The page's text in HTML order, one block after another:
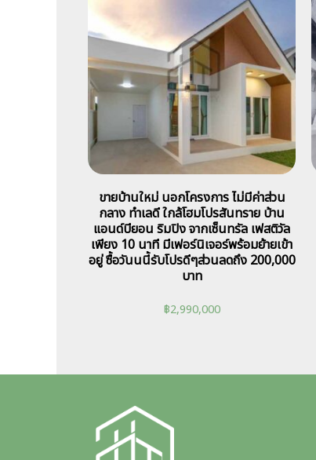
ขายบ้านใหม่ นอกโครงการ ไม่มีค่าส่วน
กลาง ทำเลดี ใกล้โฮมโปรสันทราย บ้าน
แอนด์บียอน ริมปิง จากเซ็นทรัล เฟสติวัล
เพียง 10 นาที มีเฟอร์นิเจอร์พร้อมย้ายเข้า
อยู่ ซื้อวันนนี้รับโปรดีๆส่วนลดถึง 200,000
บาท
฿2,990,000